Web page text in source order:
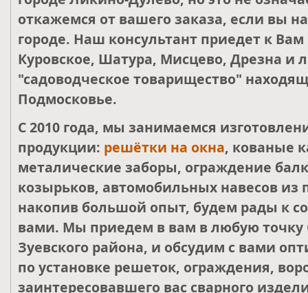
откажемся от вашего заказа, если вы
городе. Наш консультант приедет к
Куровское, Шатура, Мисцево, Дрезна и
"садоводческое товарищество"
Подмосковье.
С 2010 года, мы занимаемся
продукции: решётки на окна, кованые
металические заборы, ограждение
козырьков, автомобильных навесов из
накопив большой опыт, будем рады к
вами. Мы приедем в вам в любую точку
Зуевского района, и обсудим с вами
по установке решеток, ограждения,
заинтересовавшего вас сварного